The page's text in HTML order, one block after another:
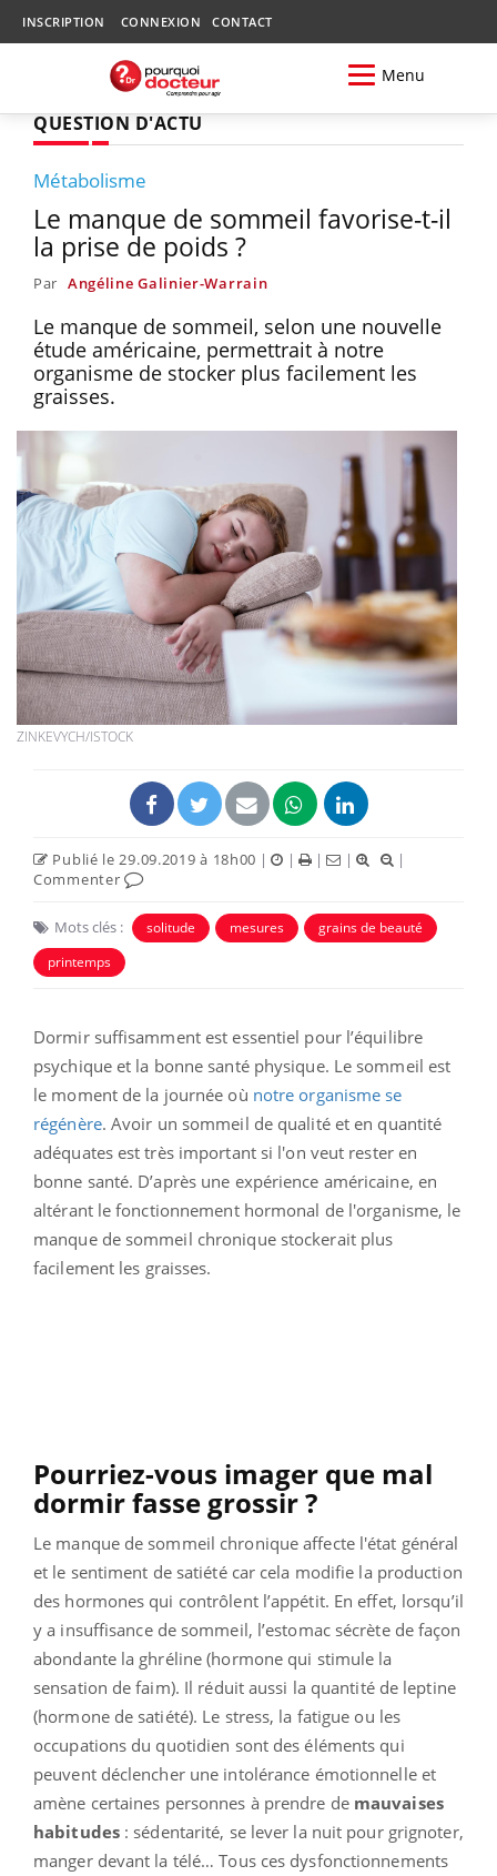
INSCRIPTION CONNEXION CONTACT
Menu
QUESTION D'ACTU
Métabolisme
Le manque de sommeil favorise-t-il
la prise de poids ?
Par Angéline Galinier-Warrain
Le manque de sommeil, selon une nouvelle
étude américaine, permettrait à notre
organisme de stocker plus facilement les
graisses.
ZINKEVYCH/ISTOCK
Publié le 29.09.2019 à 18h00 | | | |
|
Commenter
Mots clés : solitude mesures
grains de beauté
printemps
Dormir suffisamment est essentiel pour l’équilibre
psychique et la bonne santé physique. Le sommeil est
le moment de la journée où notre organisme se
régénère. Avoir un sommeil de qualité et en quantité
adéquates est très important si l'on veut rester en
bonne santé. D’après une expérience américaine, en
altérant le fonctionnement hormonal de l'organisme, le
manque de sommeil chronique stockerait plus
facilement les graisses.
Pourriez-vous imager que mal
dormir fasse grossir ?
Le manque de sommeil chronique affecte l'état général
et le sentiment de satiété car cela modifie la production
des hormones qui contrôlent l’appétit. En effet, lorsqu’il
y a insuffisance de sommeil, l’estomac sécrète de façon
abondante la ghréline (hormone qui stimule la
sensation de faim). Il réduit aussi la quantité de leptine
(hormone de satiété). Le stress, la fatigue ou les
occupations du quotidien sont des éléments qui
peuvent déclencher une intolérance émotionnelle et
amène certaines personnes à prendre de mauvaises
habitudes: sédentarité, se lever la nuit pour grignoter,
manger devant la télé… Tous ces dysfonctionnements